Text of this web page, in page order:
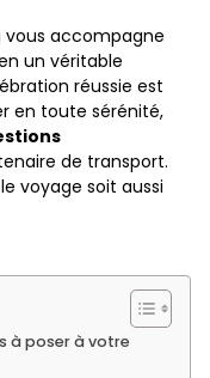
vous accompagne
un véritable
réussie est
en toute sérénité,
de transport.
voyage soit aussi
à poser à votre